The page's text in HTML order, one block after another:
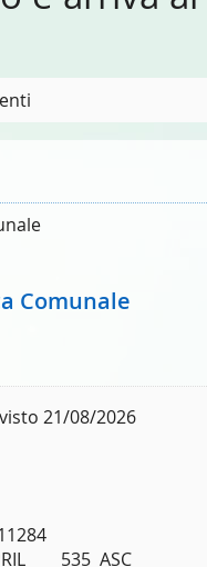
Comunale
21/08/2026
535  ASC